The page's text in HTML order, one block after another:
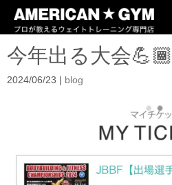
今年出る大会💪🏾
2024/06/23 | blog